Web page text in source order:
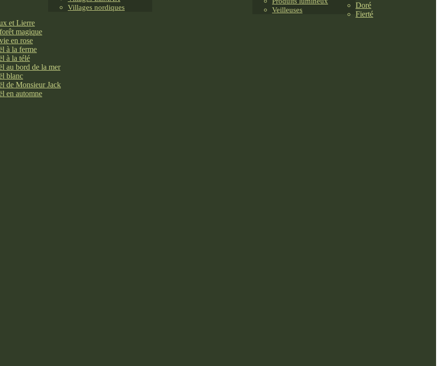
Villages nordiques
Veilleuses
Doré
Fierté
et Lierre
magique
en rose
à la ferme
à la télé
au bord de la mer
blanc
de Monsieur Jack
en automne